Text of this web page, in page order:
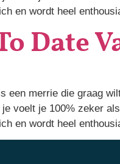
en wordt heel
Date
een merrie die graag
je voelt je 100% zeker
en wordt heel